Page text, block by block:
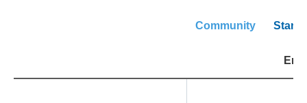
Community